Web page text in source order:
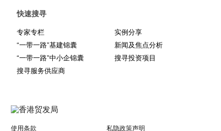
快速搜寻
专家专栏
实例分享
“一带一路”基建锦囊
新闻及焦点分析
“一带一路”中小企锦囊
搜寻投资项目
搜寻服务供应商
使用条款 私隐政策声明